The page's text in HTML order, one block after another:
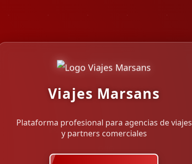
Viajes Marsans
Plataforma profesional para agencias de viajes
y partners comerciales